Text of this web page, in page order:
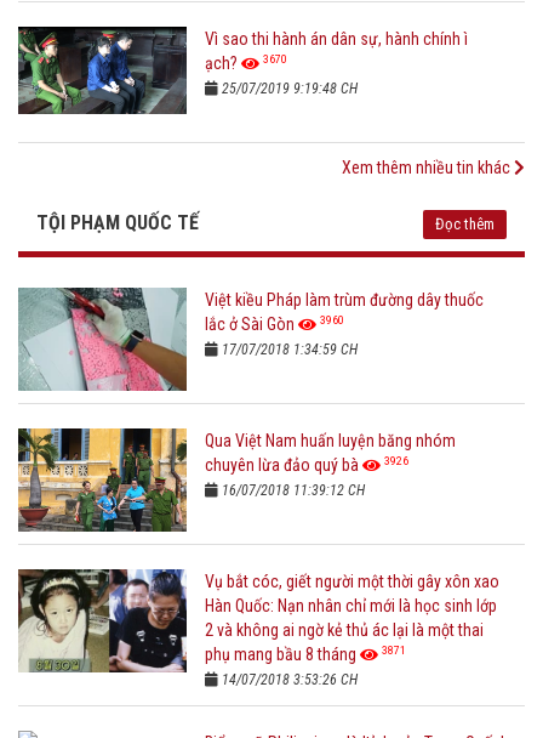
Vì sao thi hành án dân sự, hành chính ì
ạch?
3670
25/07/2019 9:19:48 CH
Xem thêm nhiều tin khác
TỘI PHẠM QUỐC TẾ Đọc thêm
Việt kiều Pháp làm trùm đường dây thuốc
lắc ở Sài Gòn
3960
17/07/2018 1:34:59 CH
Qua Việt Nam huấn luyện băng nhóm
chuyên lừa đảo quý bà
3926
16/07/2018 11:39:12 CH
Vụ bắt cóc, giết người một thời gây xôn xao
Hàn Quốc: Nạn nhân chỉ mới là học sinh lớp
2 và không ai ngờ kẻ thủ ác lại là một thai
phụ mang bầu 8 tháng
3871
14/07/2018 3:53:26 CH